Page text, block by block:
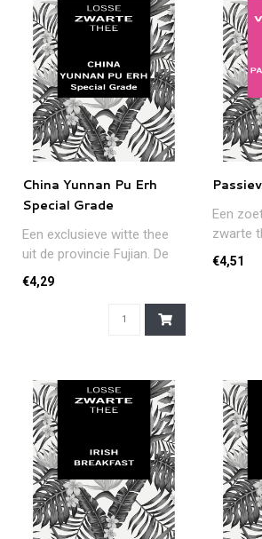
China Yunnan Pu Erh
Special Grade
Een exclusieve witte thee
uit de provincie Fujian. De
theeblaadjes worden op ge..
€4,29
Een
zwarte
het
€4,51